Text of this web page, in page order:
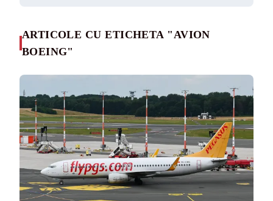
ARTICOLE CU ETICHETA "AVION
BOEING"